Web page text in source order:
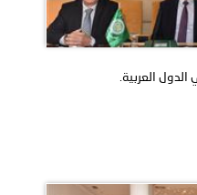
الدول العربية.